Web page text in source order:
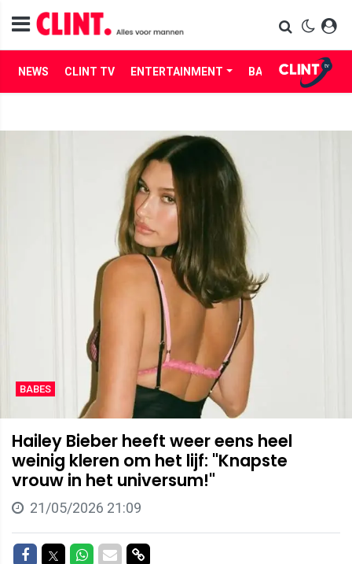
NEWS CLINT TV ENTERTAINMENT BABES LIFE
BABES
Hailey Bieber heeft weer eens heel
weinig kleren om het lijf: "Knapste
vrouw in het universum!"
21/05/2026 21:09
Delen op Facebook
Delen op Twitter
Delen op Whatsapp
Delen via Mail
Delen via link